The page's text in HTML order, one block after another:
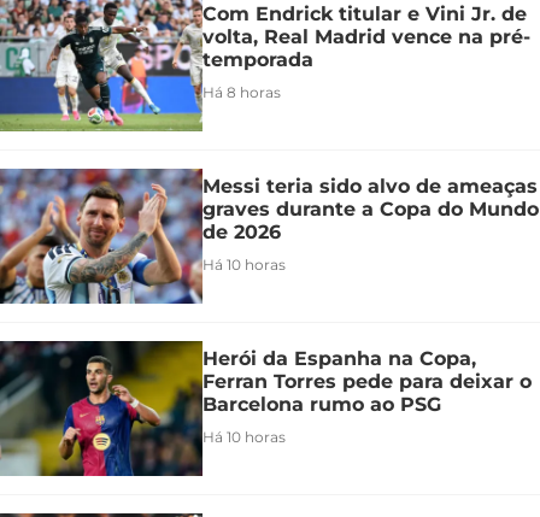
Com Endrick titular e Vini Jr. de
volta, Real Madrid vence na pré-
temporada
Há 8 horas
Messi teria sido alvo de ameaças
graves durante a Copa do Mundo
de 2026
Há 10 horas
Herói da Espanha na Copa,
Ferran Torres pede para deixar o
Barcelona rumo ao PSG
Há 10 horas